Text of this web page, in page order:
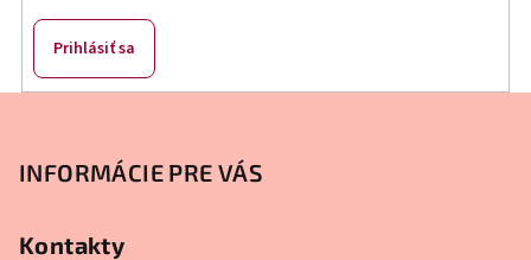
i
Prihlásiť sa
INFORMÁCIE PRE VÁS
Kontakty